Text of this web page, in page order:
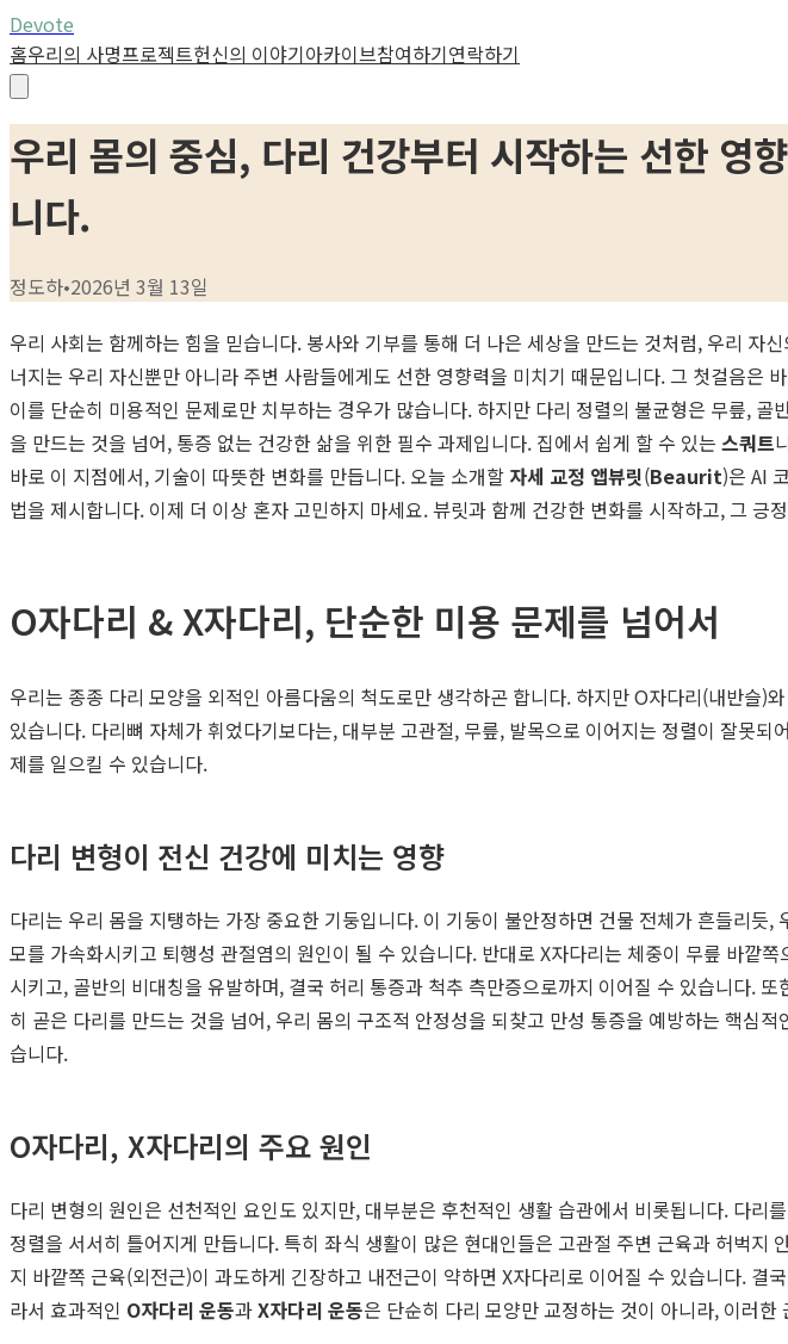
Devote
홈우리의 사명프로젝트헌신의 이야기아카이브참여하기연락하기
우리 몸의 중심, 다리 건강부터 시작하는 선한 영
니다.
정도하•2026년 3월 13일
우리 사회는 함께하는 힘을 믿습니다. 봉사와 기부를 통해 더 나은 세상을 만드는 것처럼, 우리
너지는 우리 자신뿐만 아니라 주변 사람들에게도 선한 영향력을 미치기 때문입니다. 그 첫걸음
이를 단순히 미용적인 문제로만 치부하는 경우가 많습니다. 하지만 다리 정렬의 불균형은 무릎,
을 만드는 것을 넘어, 통증 없는 건강한 삶을 위한 필수 과제입니다. 집에서 쉽게 할 수 있는 스쿼트
바로 이 지점에서, 기술이 따뜻한 변화를 만듭니다. 오늘 소개할 자세 교정 앱뷰릿(Beaurit)은 AI
법을 제시합니다. 이제 더 이상 혼자 고민하지 마세요. 뷰릿과 함께 건강한 변화를 시작하고, 그 긍
O자다리 & X자다리, 단순한 미용 문제를 넘어서
우리는 종종 다리 모양을 외적인 아름다움의 척도로만 생각하곤 합니다. 하지만 O자다리(내반슬
있습니다. 다리뼈 자체가 휘었다기보다는, 대부분 고관절, 무릎, 발목으로 이어지는 정렬이 잘못
제를 일으킬 수 있습니다.
다리 변형이 전신 건강에 미치는 영향
다리는 우리 몸을 지탱하는 가장 중요한 기둥입니다. 이 기둥이 불안정하면 건물 전체가 흔들리
모를 가속화시키고 퇴행성 관절염의 원인이 될 수 있습니다. 반대로 X자다리는 체중이 무릎 바깥
시키고, 골반의 비대칭을 유발하며, 결국 허리 통증과 척추 측만증으로까지 이어질 수 있습니다.
히 곧은 다리를 만드는 것을 넘어, 우리 몸의 구조적 안정성을 되찾고 만성 통증을 예방하는 핵심
습니다.
O자다리, X자다리의 주요 원인
다리 변형의 원인은 선천적인 요인도 있지만, 대부분은 후천적인 생활 습관에서 비롯됩니다. 다
정렬을 서서히 틀어지게 만듭니다. 특히 좌식 생활이 많은 현대인들은 고관절 주변 근육과 허벅
지 바깥쪽 근육(외전근)이 과도하게 긴장하고 내전근이 약하면 X자다리로 이어질 수 있습니다.
라서 효과적인 O자다리 운동과X자다리 운동은 단순히 다리 모양만 교정하는 것이 아니라, 이러